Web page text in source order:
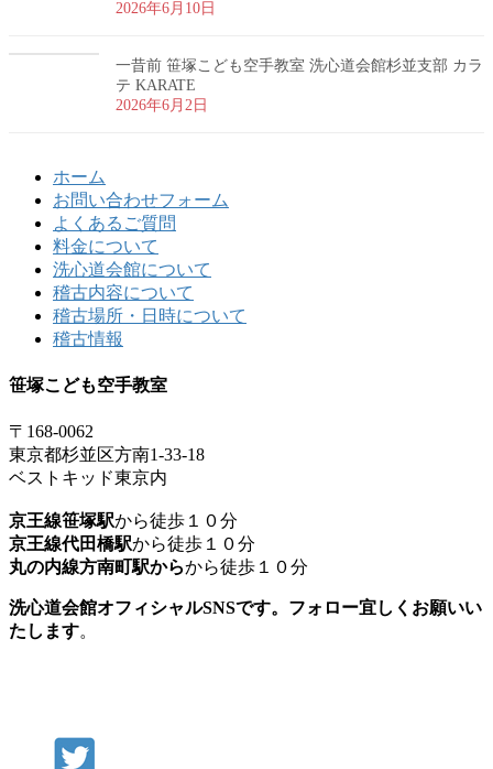
2026年6月10日
一昔前 笹塚こども空手教室 洗心道会館杉並支部 カラ
テ KARATE
2026年6月2日
ホーム
お問い合わせフォーム
よくあるご質問
料金について
洗心道会館について
稽古内容について
稽古場所・日時について
稽古情報
笹塚こども空手教室
〒168-0062
東京都杉並区方南1-33-18
ベストキッド東京内
京王線笹塚駅から徒歩１０分
京王線代田橋駅から徒歩１０分
丸の内線方南町駅からから徒歩１０分
洗心道会館オフィシャルSNSです。フォロー宜しくお願いい
たします。